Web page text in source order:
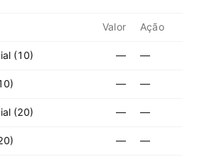
Valor Ação
(10) — —
— —
(20) — —
— —